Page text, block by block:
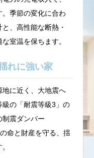
季節の変化に合わ
、高性能な断熱・
室温を保ちます。
れに強い家
に近く、大地震へ
の「耐震等級3」の
制震ダンパー
命と財産を守る、揺